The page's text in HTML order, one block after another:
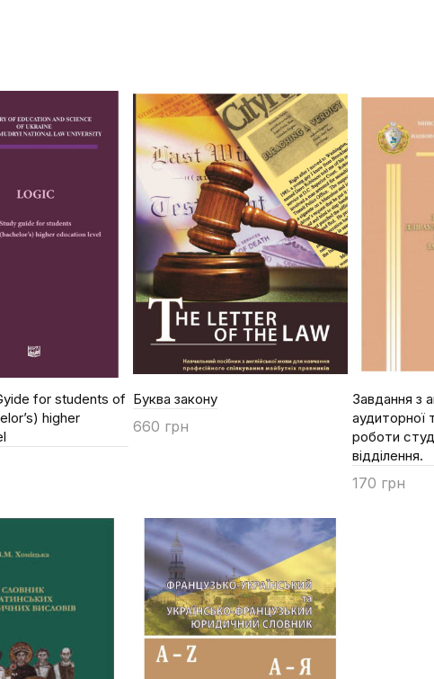
for students of
higher
Буква закону
660 грн
Завдання з
аудиторної
роботи
відділення.
170 грн